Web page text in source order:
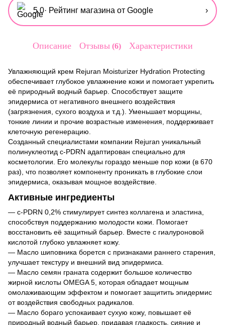
5,0· Рейтинг магазина от Google ›
Описание Отзывы 6 Характеристики
Увлажняющий крем Rejuran Moisturizer Hydration Protecting
обеспечивает глубокое увлажнение кожи и помогает укрепить
её природный водный барьер. Способствует защите
эпидермиса от негативного внешнего воздействия
(загрязнения, сухого воздуха и т.д.). Уменьшает морщины,
тонкие линии и прочие возрастные изменения, поддерживает
клеточную регенерацию.
Созданный специалистами компании Rejuran уникальный
полинуклеотид c-PDRN адаптирован специально для
косметологии. Его молекулы гораздо меньше пор кожи (в 670
раз), что позволяет компоненту проникать в глубокие слои
эпидермиса, оказывая мощное воздействие.
Активные ингредиенты
— c-PDRN 0,2% стимулирует синтез коллагена и эластина,
способствуя поддержанию молодости кожи. Помогает
восстановить её защитный барьер. Вместе с гиалуроновой
кислотой глубоко увлажняет кожу.
— Масло шиповника борется с признаками раннего старения,
улучшает текстуру и внешний вид эпидермиса.
— Масло семян граната содержит большое количество
жирной кислоты OMEGA 5, которая обладает мощным
омолаживающим эффектом и помогает защитить эпидермис
от воздействия свободных радикалов.
— Масло бораго успокаивает сухую кожу, повышает её
природный водный барьер, придавая гладкость, сияние и